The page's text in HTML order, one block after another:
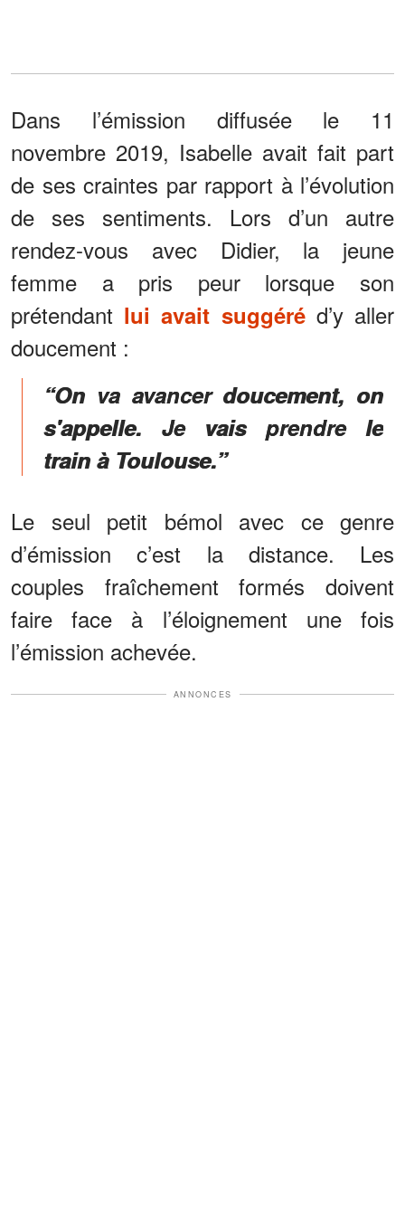
Dans l’émission diffusée le 11
novembre 2019, Isabelle avait fait part
de ses craintes par rapport à l’évolution
de ses sentiments. Lors d’un autre
rendez-vous avec Didier, la jeune
femme a pris peur lorsque son
prétendant lui avait suggéréd’y aller
doucement :
“On va avancer doucement, on
s'appelle. Je vais prendre le
train à Toulouse.”
Le seul petit bémol avec ce genre
d’émission c’est la distance. Les
couples fraîchement formés doivent
faire face à l’éloignement une fois
l’émission achevée.
ANNONCES